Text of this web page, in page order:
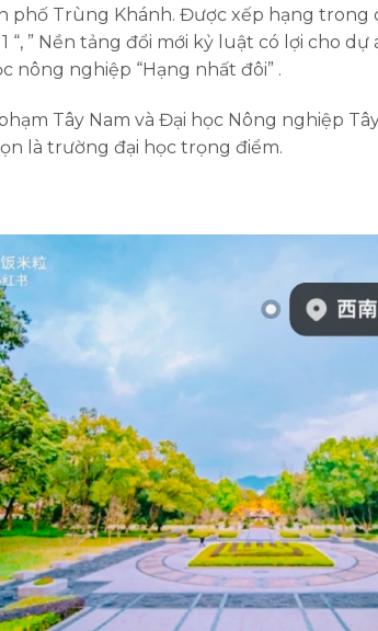
phố Trùng Khánh. Được xếp hạng trong
“, ” Nền tảng đổi mới kỷ luật có lợi cho
nông nghiệp “Hạng nhất đôi” .
Tây Nam và Đại học Nông nghiệp
là trường đại học trọng điểm.